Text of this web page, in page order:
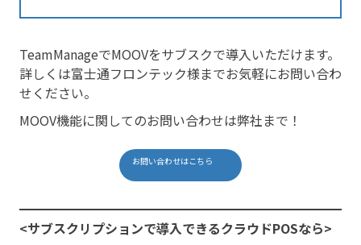
TeamManageでMOOVをサブスクで導入いただけます。
詳しくは富士通フロンテック様までお気軽にお問い合わ
せください。
MOOV機能に関してのお問い合わせは弊社まで！
お問い合わせはこちら
<サブスクリプションで導入できるクラウドPOSなら>